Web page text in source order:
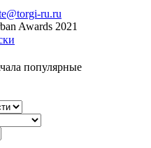
ru.ru
популярные